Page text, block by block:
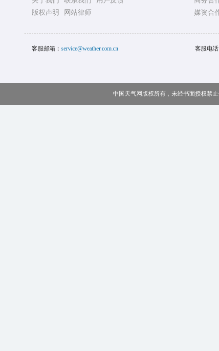
版权声明
网站律师
媒资合
客服邮箱： service@weather.com.cn 客服电
中国天气网版权所有，未经书面授权